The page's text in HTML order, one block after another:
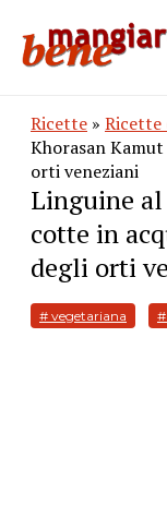
Ricette » Ricette
Khorasan
orti veneziani
Linguine
cotte in
degli orti
# vegetariana